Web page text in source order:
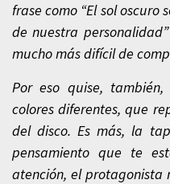
frase como “El sol oscuro
de nuestra
mucho más difícil de
Por eso quise,
colores diferentes, que
del disco. Es más, la
pensamiento que te
atención, el protagonista